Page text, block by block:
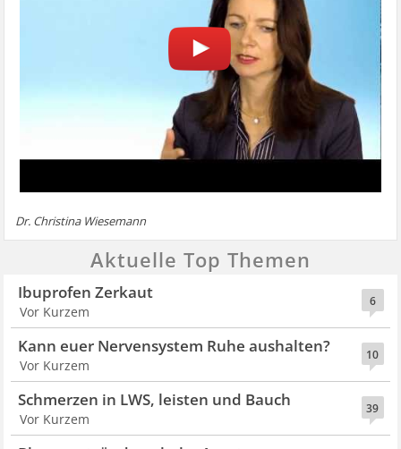
Dr. Christina Wiesemann
Aktuelle Top Themen
6
Ibuprofen Zerkaut
Vor Kurzem
10
Kann euer Nervensystem Ruhe aushalten?
Vor Kurzem
39
Schmerzen in LWS, leisten und Bauch
Vor Kurzem